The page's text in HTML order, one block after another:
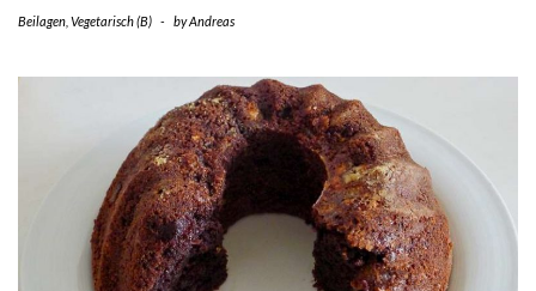
Beilagen Vegetarisch (B) - byAndreas